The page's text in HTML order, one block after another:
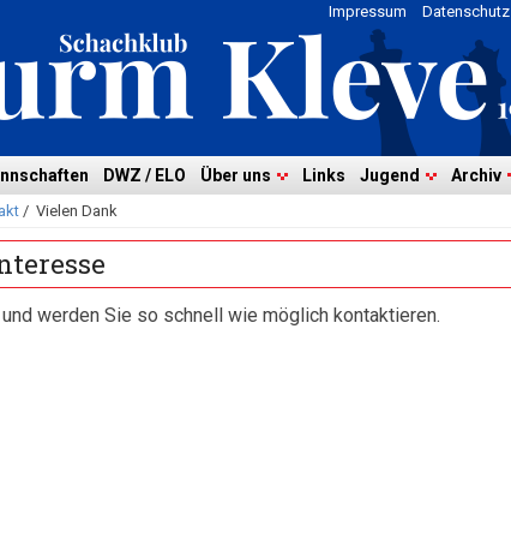
Datenschutz
Impressum
DWZ / ELO Über uns Links Jugend Archiv
/ Vielen Dank
werden Sie so schnell wie möglich kontaktieren.